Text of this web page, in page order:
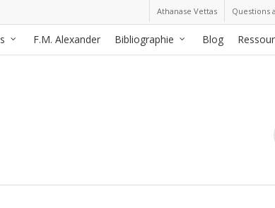
Athanase Vettas Questions
F.M. Alexander Bibliographie Blog